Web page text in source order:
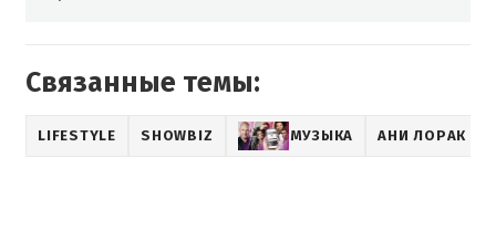
Связанные темы:
LIFESTYLE SHOWBIZ МУЗЫКА АНИ ЛОРАК